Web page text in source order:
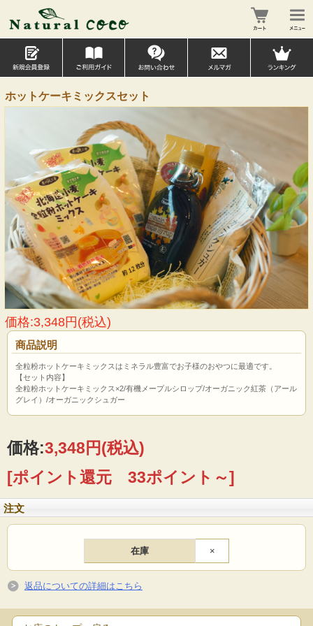
ホットケーキミックスセット
価格:3,348円(税込)
商品説明
全粒粉ホットケーキミックスはミネラル豊富でお子様のおやつに最適です。
【セット内容】
全粒粉ホットケーキミックス×2/有機メープルシロップ/オーガニック紅茶（アール
グレイ）/オーガニックシュガー
価格:3,348円(税込)
[ポイント還元 33ポイント～]
注文
在庫 ×
返品についての詳細はこちら